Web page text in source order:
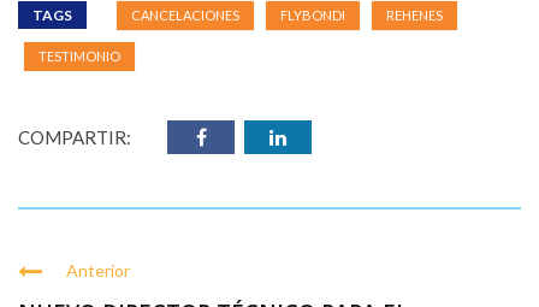
TAGS CANCELACIONES FLYBONDI REHENES
TESTIMONIO
COMPARTIR:
Anterior